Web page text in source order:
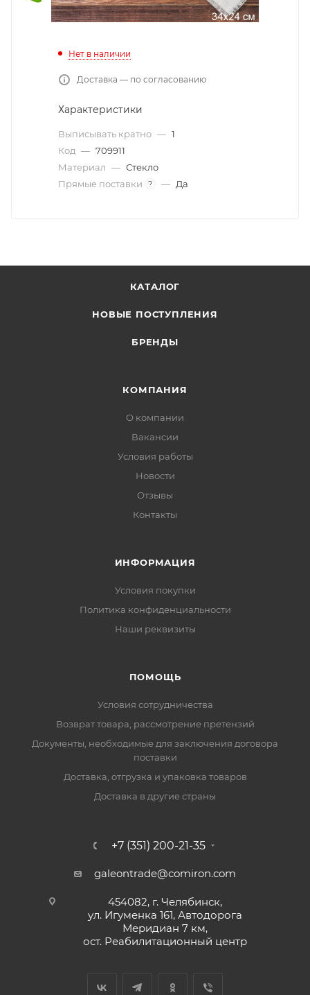
Нет в наличии
Доставка — по согласованию
Характеристики
Выписывать кратно — 1
Код — 709911
Материал — Стекло
Прямые поставки
? — Да
КАТАЛОГ
НОВЫЕ ПОСТУПЛЕНИЯ
БРЕНДЫ
КОМПАНИЯ
О компании
Вакансии
Условия работы
Новости
Отзывы
Контакты
ИНФОРМАЦИЯ
Условия покупки
Политика конфиденциальности
Наши реквизиты
ПОМОЩЬ
Условия сотрудничества
Возврат товара, рассмотрение претензий
Документы, необходимые для заключения договора
поставки
Доставка, отгрузка и упаковка товаров
Доставка в другие страны
+7 (351) 200-21-35
galeontrade@comiron.com
454082, г. Челябинск,
ул. Игуменка 161, Автодорога
Меридиан 7 км,
ост. Реабилитационный центр